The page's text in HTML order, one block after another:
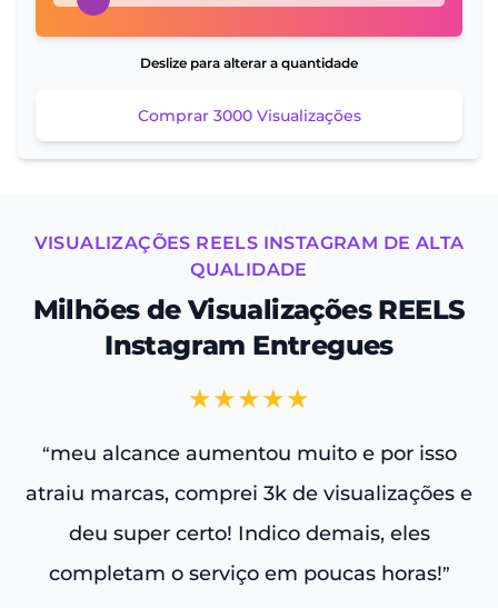
Deslize para alterar a quantidade
Comprar 3000Visualizações
VISUALIZAÇÕES REELS INSTAGRAM DE ALTA
QUALIDADE
Milhões de Visualizações REELS
Instagram Entregues
★★★★★
“meu alcance aumentou muito e por isso
atraiu marcas, comprei 3k de visualizações e
deu super certo! Indico demais, eles
completam o serviço em poucas horas!”